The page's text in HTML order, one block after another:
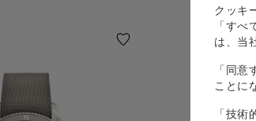
クッキ
「すべ
は、当
「同意
ことに
「技術